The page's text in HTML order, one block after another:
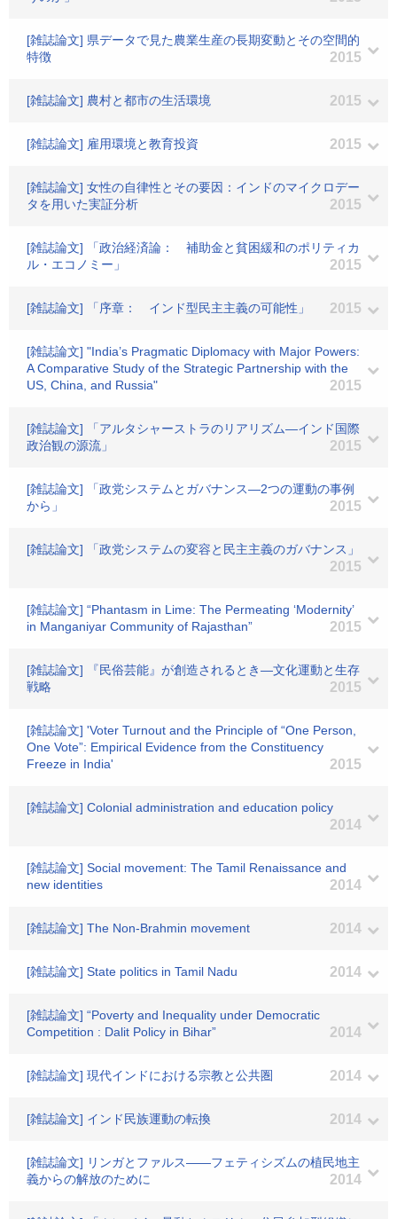
[雑誌論文] 県データで見た農業生産の長期変動とその空間的
特徴
2015
[雑誌論文] 農村と都市の生活環境 2015
[雑誌論文] 雇用環境と教育投資 2015
[雑誌論文] 女性の自律性とその要因：インドのマイクロデー
タを用いた実証分析
2015
[雑誌論文] 「政治経済論： 補助金と貧困緩和のポリティカ
ル・エコノミー」
2015
[雑誌論文] 「序章： インド型民主主義の可能性」 2015
[雑誌論文] "India’s Pragmatic Diplomacy with Major Powers:
A Comparative Study of the Strategic Partnership with the
US, China, and Russia"
2015
[雑誌論文] 「アルタシャーストラのリアリズム―インド国際
政治観の源流」
2015
[雑誌論文] 「政党システムとガバナンス―2つの運動の事例
から」
2015
[雑誌論文] 「政党システムの変容と民主主義のガバナンス」
2015
[雑誌論文] “Phantasm in Lime: The Permeating ‘Modernity’
in Manganiyar Community of Rajasthan”
2015
[雑誌論文] 『民俗芸能』が創造されるとき―文化運動と生存
戦略
2015
[雑誌論文] 'Voter Turnout and the Principle of “One Person,
One Vote”: Empirical Evidence from the Constituency
Freeze in India'
2015
[雑誌論文] Colonial administration and education policy
2014
[雑誌論文] Social movement: The Tamil Renaissance and
new identities
2014
[雑誌論文] The Non-Brahmin movement 2014
[雑誌論文] State politics in Tamil Nadu 2014
[雑誌論文] “Poverty and Inequality under Democratic
Competition : Dalit Policy in Bihar”
2014
[雑誌論文] 現代インドにおける宗教と公共圏 2014
[雑誌論文] インド民族運動の転換 2014
[雑誌論文] リンガとファルス――フェティシズムの植民地主
義からの解放のために
2014